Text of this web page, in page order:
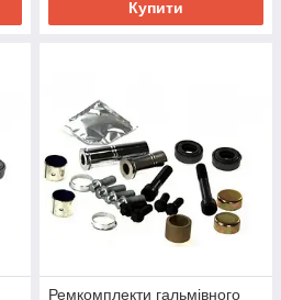
Купити
Ремкомплекти гальмівного